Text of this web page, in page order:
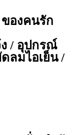
องคนรัก
ง / อุปกรณ์
ลมไอเย็น /